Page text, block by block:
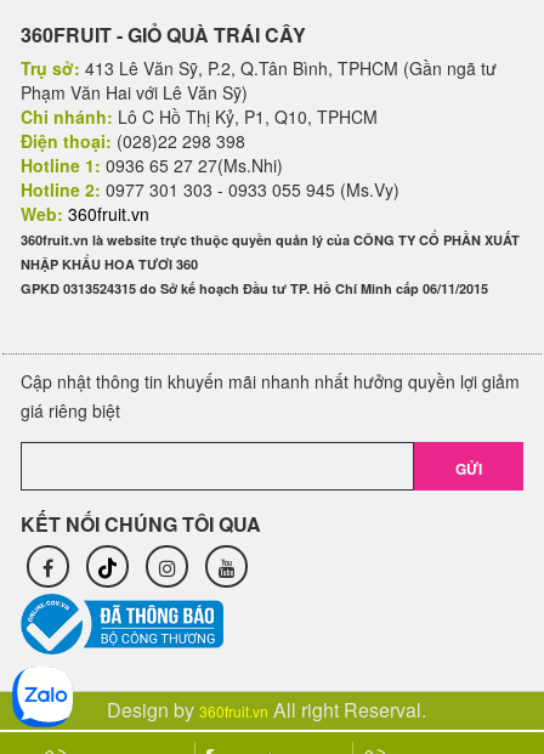
360FRUIT - GIỎ QUÀ TRÁI CÂY
Trụ sở: 413 Lê Văn Sỹ, P.2, Q.Tân Bình, TPHCM (Gần ngã tư
Phạm Văn Hai với Lê Văn Sỹ)
Chi nhánh: Lô C Hồ Thị Kỷ, P1, Q10, TPHCM
Điện thoại: (028)22 298 398
Hotline 1: 0936 65 27 27(Ms.Nhi)
Hotline 2: 0977 301 303 - 0933 055 945 (Ms.Vy)
Web: 360fruit.vn
360fruit.vn là website trực thuộc quyền quản lý của CÔNG TY CỔ PHẦN XUẤT
NHẬP KHẨU HOA TƯƠI 360
GPKD 0313524315 do Sở kế hoạch Đầu tư TP. Hồ Chí Minh cấp 06/11/2015
Cập nhật thông tin khuyến mãi nhanh nhất hưởng quyền lợi giảm
giá riêng biệt
GỬI
KẾT NỐI CHÚNG TÔI QUA
Design by 360fruit.vn All right Reserval.